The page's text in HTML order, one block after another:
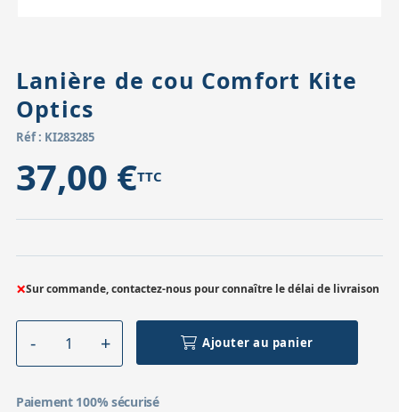
Lanière de cou Comfort Kite
Optics
Réf : KI283285
37,00 €TTC
×Sur commande, contactez-nous pour connaître le délai de livraison
Ajouter au panier
Paiement 100% sécurisé